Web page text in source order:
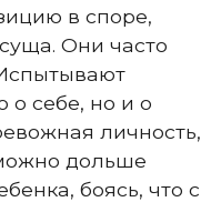
в споре,
Они часто
о себе, но и о
личность,
дольше
боясь, что с